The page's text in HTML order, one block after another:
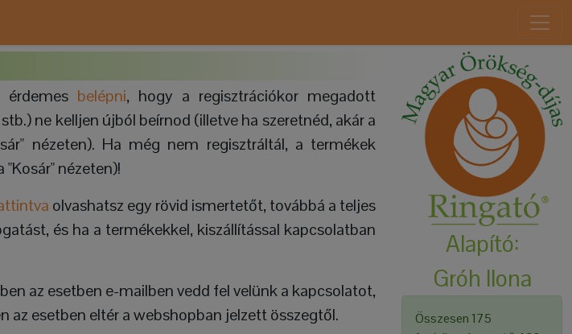
érdemes belépni, hogy a regisztrációkor megadott
ne kelljen újból beírnod (illetve ha szeretnéd, akár a
nézeten). Ha még nem regisztráltál, a termékek
nézeten)!
olvashatsz egy rövid ismertetőt, továbbá a teljes
és ha a termékekkel, kiszállítással kapcsolatban
az esetben e-mailben vedd fel velünk a kapcsolatot,
az esetben eltér a webshopban jelzett összegtől.
Alapító:
Gróh Ilona
Összesen 175